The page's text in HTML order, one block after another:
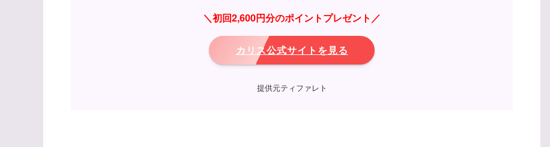
＼初回2,600円分のポイントプレゼント／
カリス公式サイトを見る
提供元ティファレト